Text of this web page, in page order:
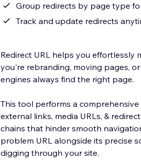
Group redirects by page type
Track and update redirects
Redirect URL helps you effortlessly
you're rebranding, moving pages,
engines always find the right page.
This tool performs a
external links, media URLs, &
chains that hinder smooth
problem URL alongside its precise
digging through your site.